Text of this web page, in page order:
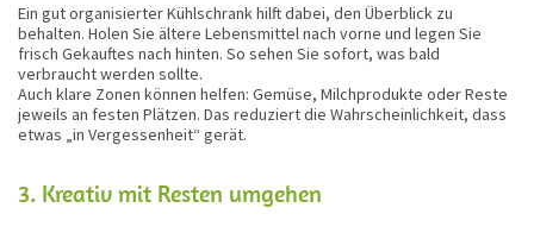
Ein gut organisierter Kühlschrank hilft dabei, den Überblick zu
behalten. Holen Sie ältere Lebensmittel nach vorne und legen Sie
frisch Gekauftes nach hinten. So sehen Sie sofort, was bald
verbraucht werden sollte.
Auch klare Zonen können helfen: Gemüse, Milchprodukte oder Reste
jeweils an festen Plätzen. Das reduziert die Wahrscheinlichkeit, dass
etwas „in Vergessenheit“ gerät.
3. Kreativ mit Resten umgehen